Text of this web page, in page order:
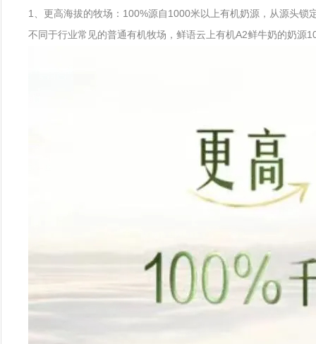
1、更高海拔的牧场：100%源自1000米以上有机奶源，从源头锁
不同于行业常见的普通有机牧场，鲜语云上有机A2鲜牛奶的奶源